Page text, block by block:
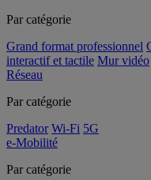
Par catégorie
Grand format professionnel
interactif et tactile Mur vidéo
Réseau
Par catégorie
Predator Wi-Fi 5G
e-Mobilité
Par catégorie